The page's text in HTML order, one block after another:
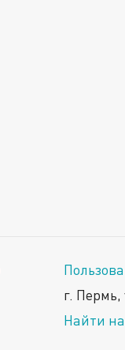
г.
Найти